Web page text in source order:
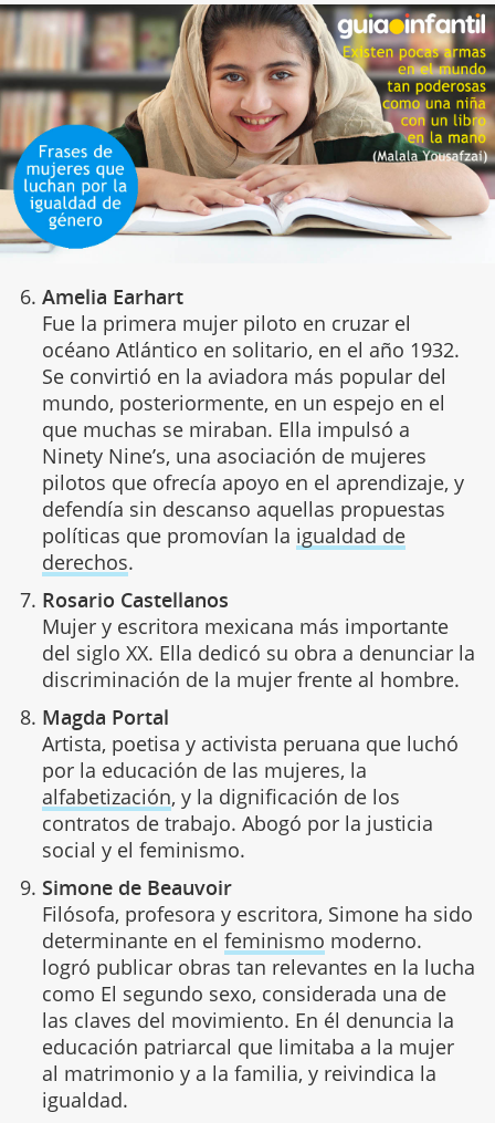
Amelia Earhart
Fue la primera mujer piloto en cruzar el
océano Atlántico en solitario, en el año 1932.
Se convirtió en la aviadora más popular del
mundo, posteriormente, en un espejo en el
que muchas se miraban. Ella impulsó a
Ninety Nine’s, una asociación de mujeres
pilotos que ofrecía apoyo en el aprendizaje, y
defendía sin descanso aquellas propuestas
políticas que promovían la igualdad de
derechos.
Rosario Castellanos
Mujer y escritora mexicana más importante
del siglo XX. Ella dedicó su obra a denunciar la
discriminación de la mujer frente al hombre.
Magda Portal
Artista, poetisa y activista peruana que luchó
por la educación de las mujeres, la
alfabetización, y la dignificación de los
contratos de trabajo. Abogó por la justicia
social y el feminismo.
Simone de Beauvoir
Filósofa, profesora y escritora, Simone ha sido
determinante en el feminismo moderno.
logró publicar obras tan relevantes en la lucha
como El segundo sexo, considerada una de
las claves del movimiento. En él denuncia la
educación patriarcal que limitaba a la mujer
al matrimonio y a la familia, y reivindica la
igualdad.